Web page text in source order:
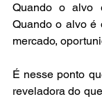
Quando o alvo
Quando o alvo é
mercado,
É nesse ponto
reveladora do